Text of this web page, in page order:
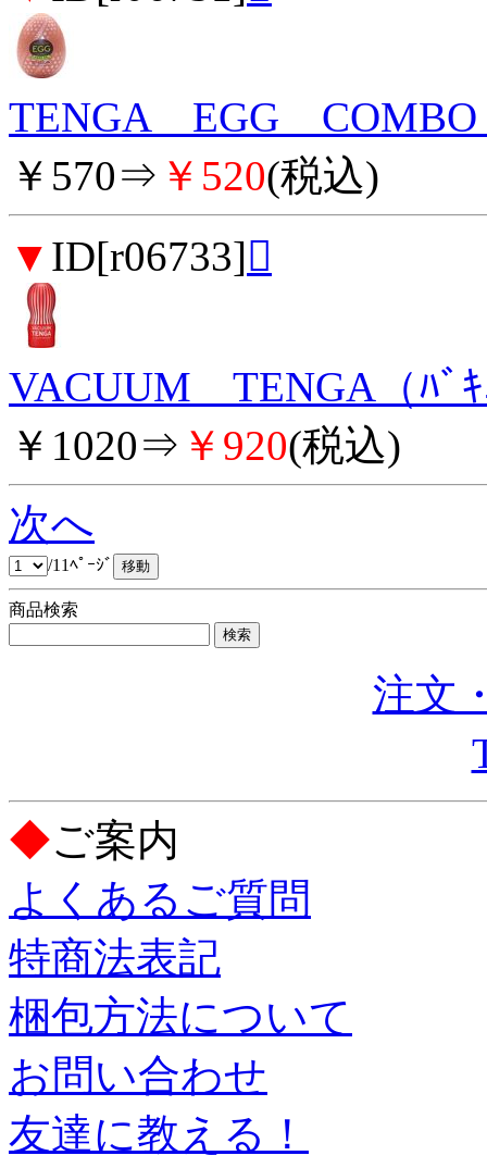
TENGA EGG COMBO
￥570⇒ ￥520(税込)
▼ ID[r06733]
VACUUM TENGA（ﾊﾞ
￥1020⇒ ￥920(税込)
次へ
/11ﾍﾟｰｼﾞ
商品検索
注文
◆ご案内
よくあるご質問
特商法表記
梱包方法について
お問い合わせ
友達に教える！